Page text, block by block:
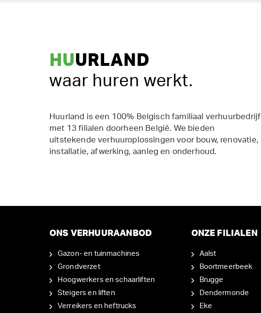
HUURLAND
waar huren werkt.
Huurland is een 100% Belgisch familiaal verhuurbedrijf
met 13 filialen doorheen België. We bieden
uitstekende verhuuroplossingen voor bouw, renovatie,
installatie, afwerking, aanleg en onderhoud.
ONS VERHUURAANBOD
Gazon- en tuinmachines
Grondverzet
Hoogwerkers en schaarliften
Steigers en liften
Verreikers en heftrucks
ONZE FILIALEN
Aalst
Boortmeerbeek
Brugge
Dendermonde
Eke